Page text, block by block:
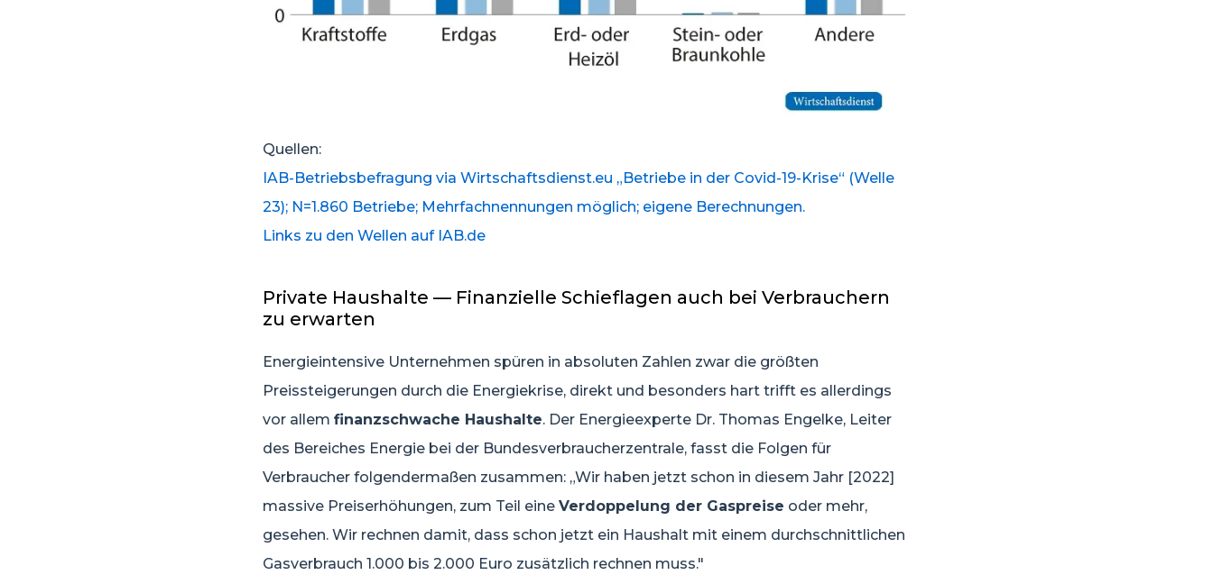
Quellen:
IAB-Betriebsbefragung via Wirtschaftsdienst.eu „Betriebe in der Covid-19-Krise“ (Welle
23); N=1.860 Betriebe; Mehrfachnennungen möglich; eigene Berechnungen.
Links zu den Wellen auf IAB.de
Private Haushalte — Finanzielle Schieflagen auch bei Verbrauchern
zu erwarten
Energieintensive Unternehmen spüren in absoluten Zahlen zwar die größten
Preissteigerungen durch die Energiekrise, direkt und besonders hart trifft es allerdings
vor allem finanzschwache Haushalte. Der Energieexperte Dr. Thomas Engelke, Leiter
des Bereiches Energie bei der Bundesverbraucherzentrale, fasst die Folgen für
Verbraucher folgendermaßen zusammen: „Wir haben jetzt schon in diesem Jahr [2022]
massive Preiserhöhungen, zum Teil eine Verdoppelung der Gaspreise oder mehr,
gesehen. Wir rechnen damit, dass schon jetzt ein Haushalt mit einem durchschnittlichen
Gasverbrauch 1.000 bis 2.000 Euro zusätzlich rechnen muss."